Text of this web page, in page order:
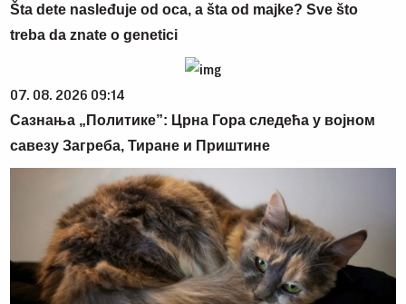
Šta dete nasleđuje od oca, a šta od majke? Sve što
treba da znate o genetici
07. 08. 2026 09:14
Сазнања „Политике”: Црна Гора следећа у војном
савезу Загреба, Тиране и Приштине